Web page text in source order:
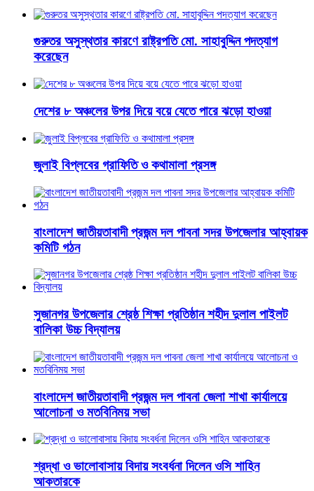
গুরুতর অসুস্থতার কারণে রাষ্ট্রপতি মো. সাহাবুদ্দিন পদত্যাগ
করেছেন
দেশের ৮ অঞ্চলের উপর দিয়ে বয়ে যেতে পারে ঝড়ো হাওয়া
জুলাই বিপ্লবের গ্রাফিতি ও কথামালা প্রসঙ্গ
বাংলাদেশ জাতীয়তাবাদী প্রজন্ম দল পাবনা সদর উপজেলার আহ্বায়ক
কমিটি গঠন
সুজানগর উপজেলার শ্রেষ্ঠ শিক্ষা প্রতিষ্ঠান শহীদ দুলাল পাইলট
বালিকা উচ্চ বিদ্যালয়
বাংলাদেশ জাতীয়তাবাদী প্রজন্ম দল পাবনা জেলা শাখা কার্যালয়ে
আলোচনা ও মতবিনিময় সভা
শ্রদ্ধা ও ভালোবাসায় বিদায় সংবর্ধনা দিলেন ওসি শাহিন
আকতারকে